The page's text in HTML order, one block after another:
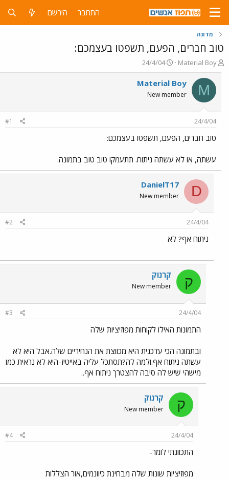
התחבר הירשם
מדונה
טוב חברים, הפעם, תשפטו בעצמכם:
פ
ו
ת
ח
ה
ש
א
Material Boy
פ
ו
ר
ם
ר
24/4/04
M
Material Boy
New member
24/4/04
#1
טוב חברים, הפעם, תשפטו בעצמכם:
עשתה, או לא עשתה ניתוח. תתעמקו טוב טוב בתמונה.
D
DanielT17
New member
24/4/04
#2
ניתוח אף? לא
ק קרנוק
New member
24/4/04
#3
התמונות האילו לקוחות מפוזיציות שלה
ובתמונה הכי עדכנית היא מכווצת את הנחיריים שלה.אבל היא לא
עשתה ניתוח אף.ולמה לה?תסתכל עליה באייטיז-היא לא נראית כמו
מישהי שיש לה סיבה להצטרך ניתוח אף..
ק קרנוק
New member
24/4/04
#4
התכוונתי לומר-
מפוזיציות שונות שלה מבחינת כיוונמים,אור הצללות